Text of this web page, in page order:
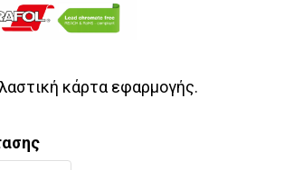
κάρτα εφαρμογής.